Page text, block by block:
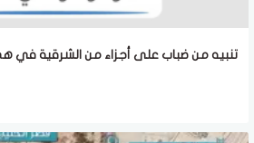
تنبيه من ضباب على أجزاء من الشرقية في